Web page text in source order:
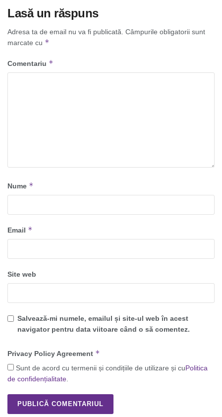
Lasă un răspuns
Adresa ta de email nu va fi publicată. Câmpurile obligatorii sunt
marcate cu *
Comentariu *
Nume *
Email *
Site web
Salvează-mi numele, emailul și site-ul web în acest
navigator pentru data viitoare când o să comentez.
Privacy Policy Agreement *
Sunt de acord cu termenii și condițiile de utilizare și cuPolitica
de confidențialitate.